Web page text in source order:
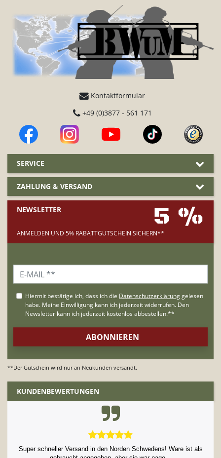
Kontaktformular
+49 (0)3877 - 561 171
SERVICE
ZAHLUNG & VERSAND
NEWSLETTER 5 %
ANMELDEN UND 5% RABATTGUTSCHEIN SICHERN**
**Der Gutschein wird nur an Neukunden versandt.
KUNDENBEWERTUNGEN
Super schneller Versand in den Norden Schwedens! Ware ist als